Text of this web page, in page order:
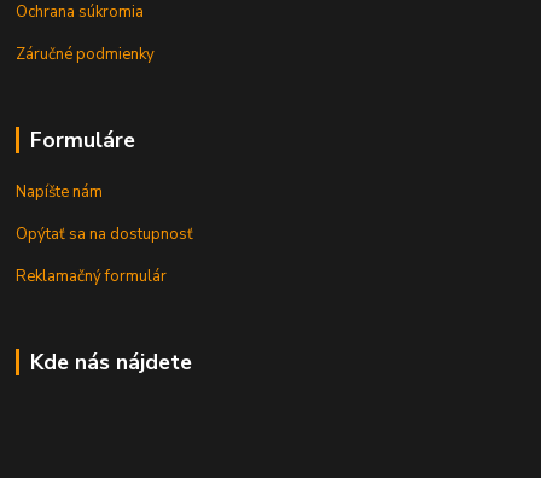
Ochrana súkromia
Záručné podmienky
Formuláre
Napíšte nám
Opýtať sa na dostupnosť
Reklamačný formulár
Kde nás nájdete